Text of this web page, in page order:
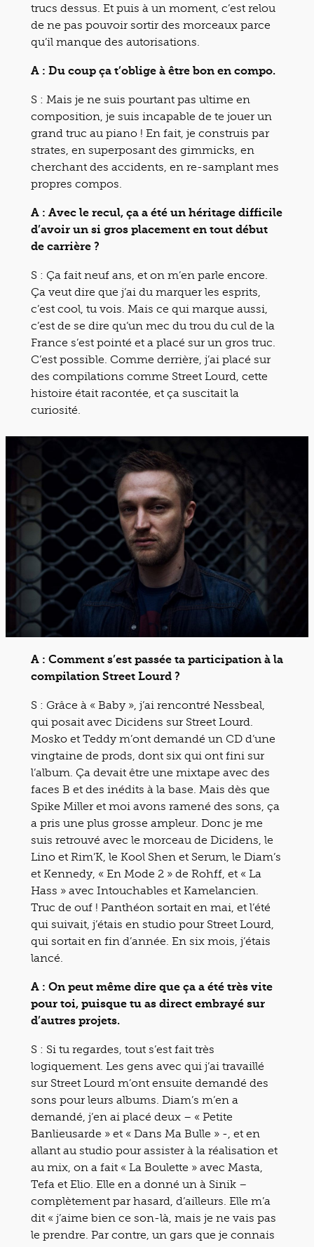
trucs dessus. Et puis à un moment, c’est relou
de ne pas pouvoir sortir des morceaux parce
qu’il manque des autorisations.
A : Du coup ça t’oblige à être bon en compo.
S : Mais je ne suis pourtant pas ultime en
composition, je suis incapable de te jouer un
grand truc au piano ! En fait, je construis par
strates, en superposant des gimmicks, en
cherchant des accidents, en re-samplant mes
propres compos.
A : Avec le recul, ça a été un héritage difficile
d’avoir un si gros placement en tout début
de carrière ?
S : Ça fait neuf ans, et on m’en parle encore.
Ça veut dire que j’ai du marquer les esprits,
c’est cool, tu vois. Mais ce qui marque aussi,
c’est de se dire qu’un mec du trou du cul de la
France s’est pointé et a placé sur un gros truc.
C’est possible. Comme derrière, j’ai placé sur
des compilations comme Street Lourd, cette
histoire était racontée, et ça suscitait la
curiosité.
A : Comment s’est passée ta participation à la
compilation Street Lourd ?
S : Grâce à « Baby », j’ai rencontré Nessbeal,
qui posait avec Dicidens sur Street Lourd.
Mosko et Teddy m’ont demandé un CD d’une
vingtaine de prods, dont six qui ont fini sur
l’album. Ça devait être une mixtape avec des
faces B et des inédits à la base. Mais dès que
Spike Miller et moi avons ramené des sons, ça
a pris une plus grosse ampleur. Donc je me
suis retrouvé avec le morceau de Dicidens, le
Lino et Rim’K, le Kool Shen et Serum, le Diam’s
et Kennedy, « En Mode 2 » de Rohff, et « La
Hass » avec Intouchables et Kamelancien.
Truc de ouf ! Panthéon sortait en mai, et l’été
qui suivait, j’étais en studio pour Street Lourd,
qui sortait en fin d’année. En six mois, j’étais
lancé.
A : On peut même dire que ça a été très vite
pour toi, puisque tu as direct embrayé sur
d’autres projets.
S : Si tu regardes, tout s’est fait très
logiquement. Les gens avec qui j’ai travaillé
sur Street Lourd m’ont ensuite demandé des
sons pour leurs albums. Diam’s m’en a
demandé, j’en ai placé deux – « Petite
Banlieusarde » et « Dans Ma Bulle » -, et en
allant au studio pour assister à la réalisation et
au mix, on a fait « La Boulette » avec Masta,
Tefa et Elio. Elle en a donné un à Sinik –
complètement par hasard, d’ailleurs. Elle m’a
dit « j’aime bien ce son-là, mais je ne vais pas
le prendre. Par contre, un gars que je connais